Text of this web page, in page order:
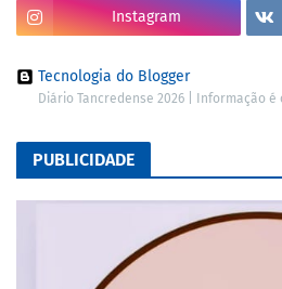
Instagram
Tecnologia do Blogger
Diário Tancredense 2026 | Informação é
PUBLICIDADE